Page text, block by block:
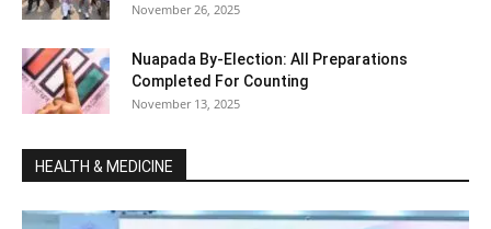
November 26, 2025
Nuapada By-Election: All Preparations
Completed For Counting
November 13, 2025
HEALTH & MEDICINE